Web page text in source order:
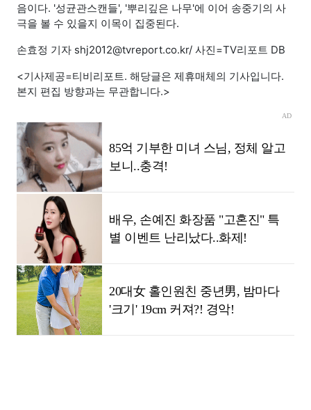
음이다. '성균관스캔들', '뿌리깊은 나무'에 이어 송중기의 사
극을 볼 수 있을지 이목이 집중된다.
손효정 기자 shj2012@tvreport.co.kr/ 사진=TV리포트 DB
<기사제공=티비리포트. 해당글은 제휴매체의 기사입니다.
본지 편집 방향과는 무관합니다.>